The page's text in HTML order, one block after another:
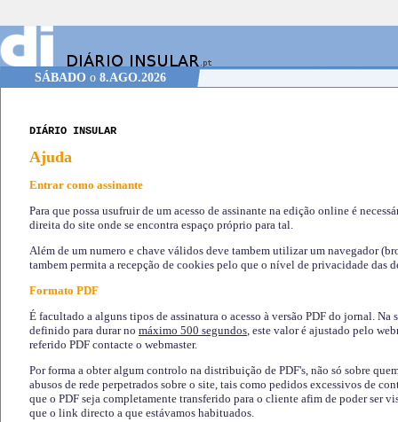
SÁBADOo 8.AGO.2026
DIÁRIO INSULAR
Ajuda
Entrar como assinante
Para que possa usufruir de um acesso de assinante na edição online é
direita do site onde se encontra espaço próprio para tal.
Além de um numero e chave válidos deve tambem utilizar um navegador
tambem permita a recepção de cookies pelo que o nível de privacidade das
Formato PDF
É facultado a alguns tipos de assinatura o acesso à versão PDF do jornal. Na
definido para durar no máximo 500 segundos, este valor é ajustado pelo
referido PDF contacte o webmaster.
Por forma a obter algum controlo na distribuição de PDF's, não só sobre
abusos de rede perpetrados sobre o site, tais como pedidos excessivos de
que o PDF seja completamente transferido para o cliente afim de poder ser
que o link directo a que estávamos habituados.